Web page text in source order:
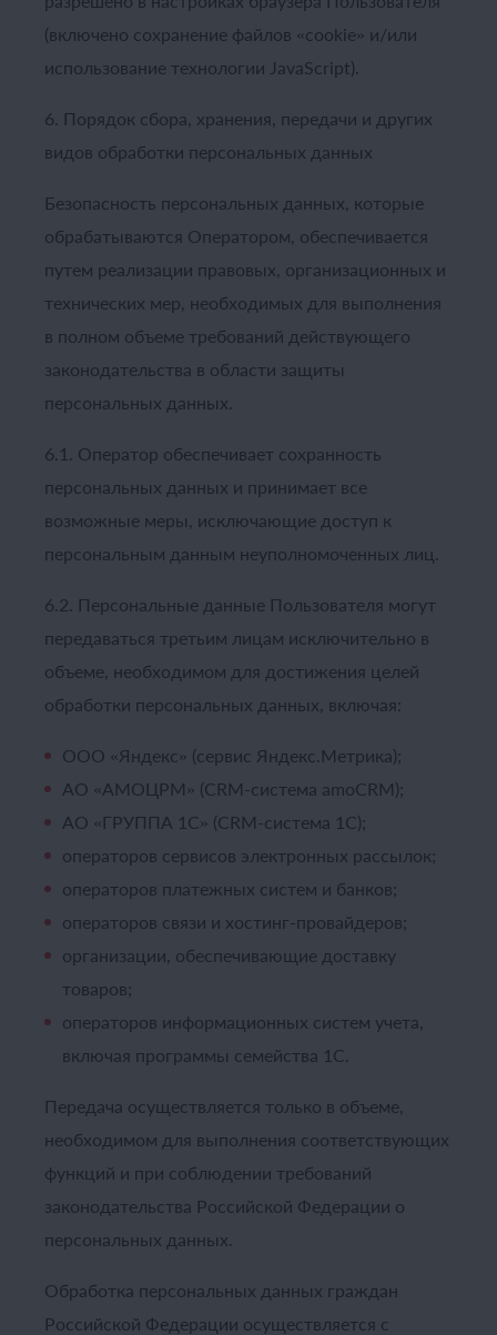
(включено сохранение файлов «cookie» и/или
использование технологии JavaScript).
6. Порядок сбора, хранения, передачи и других
видов обработки персональных данных
Безопасность персональных данных, которые
обрабатываются Оператором, обеспечивается
путем реализации правовых, организационных и
технических мер, необходимых для выполнения
в полном объеме требований действующего
законодательства в области защиты
персональных данных.
6.1. Оператор обеспечивает сохранность
персональных данных и принимает все
возможные меры, исключающие доступ к
персональным данным неуполномоченных лиц.
6.2. Персональные данные Пользователя могут
передаваться третьим лицам исключительно в
объеме, необходимом для достижения целей
обработки персональных данных, включая:
ООО «Яндекс» (сервис Яндекс.Метрика);
АО «АМОЦРМ» (CRM-система amoCRM);
АО «ГРУППА 1С» (CRM-система 1C);
операторов сервисов электронных рассылок;
операторов платежных систем и банков;
операторов связи и хостинг-провайдеров;
организации, обеспечивающие доставку
товаров;
операторов информационных систем учета,
включая программы семейства 1С.
Передача осуществляется только в объеме,
необходимом для выполнения соответствующих
функций и при соблюдении требований
законодательства Российской Федерации о
персональных данных.
Обработка персональных данных граждан
Российской Федерации осуществляется с